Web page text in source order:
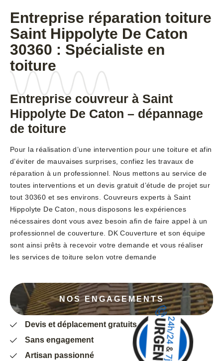
Entreprise réparation toiture
Saint Hippolyte De Caton
30360 : Spécialiste en
toiture
Entreprise couvreur à Saint
Hippolyte De Caton – dépannage
de toiture
Pour la réalisation d’une intervention pour une toiture et afin
d’éviter de mauvaises surprises, confiez les travaux de
réparation à un professionnel. Nous mettons au service de
toutes interventions et un devis gratuit d’étude de projet sur
tout 30360 et ses environs. Couvreurs experts à Saint
Hippolyte De Caton, nous disposons les expériences
nécessaires dont vous avez besoin afin de faire appel à un
professionnel de couverture. DK Couverture et son équipe
sont ainsi prêts à recevoir votre demande et vous réaliser
les services de toiture selon votre demande
NOS ENGAGEMENTS
Devis et déplacement gratuits
Sans engagement
Artisan passionné